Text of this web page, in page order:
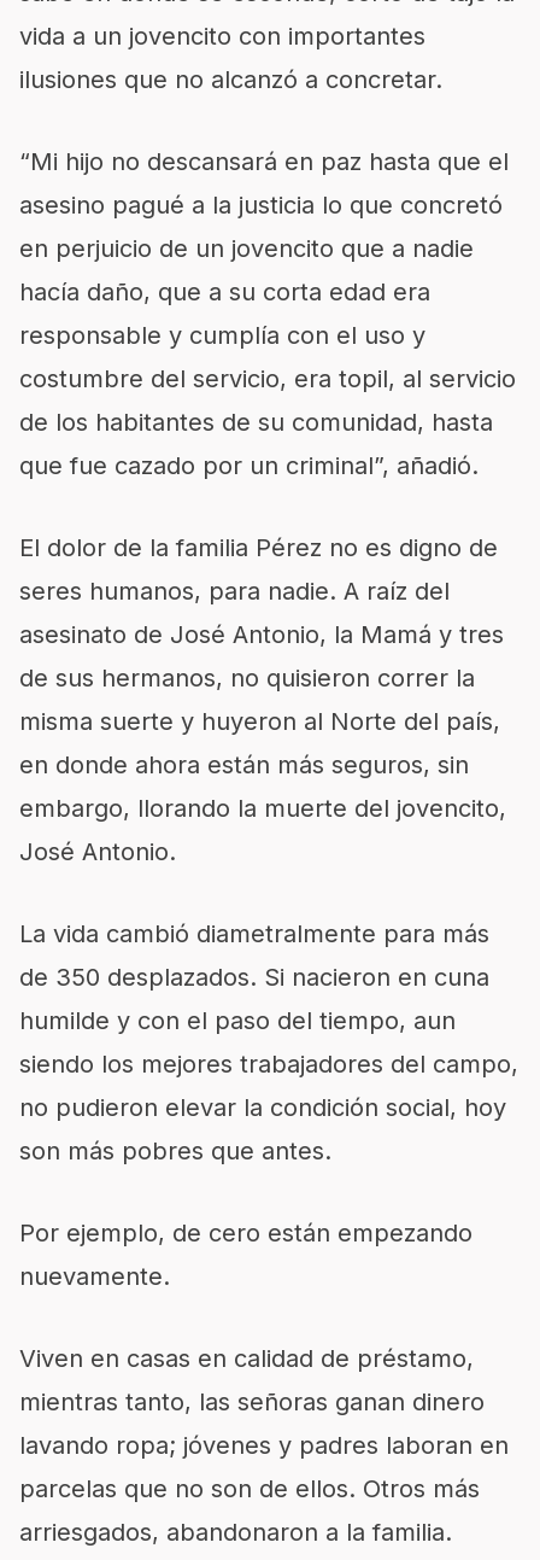
vida a un jovencito con importantes
ilusiones que no alcanzó a concretar.
“Mi hijo no descansará en paz hasta que el
asesino pagué a la justicia lo que concretó
en perjuicio de un jovencito que a nadie
hacía daño, que a su corta edad era
responsable y cumplía con el uso y
costumbre del servicio, era topil, al servicio
de los habitantes de su comunidad, hasta
que fue cazado por un criminal”, añadió.
El dolor de la familia Pérez no es digno de
seres humanos, para nadie. A raíz del
asesinato de José Antonio, la Mamá y tres
de sus hermanos, no quisieron correr la
misma suerte y huyeron al Norte del país,
en donde ahora están más seguros, sin
embargo, llorando la muerte del jovencito,
José Antonio.
La vida cambió diametralmente para más
de 350 desplazados. Si nacieron en cuna
humilde y con el paso del tiempo, aun
siendo los mejores trabajadores del campo,
no pudieron elevar la condición social, hoy
son más pobres que antes.
Por ejemplo, de cero están empezando
nuevamente.
Viven en casas en calidad de préstamo,
mientras tanto, las señoras ganan dinero
lavando ropa; jóvenes y padres laboran en
parcelas que no son de ellos. Otros más
arriesgados, abandonaron a la familia.